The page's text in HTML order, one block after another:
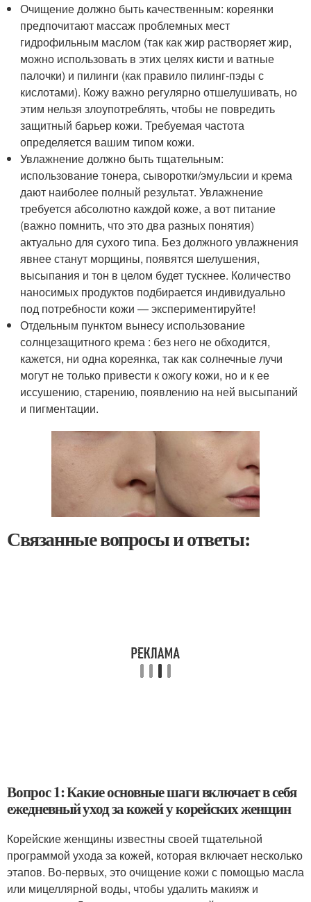
Очищение должно быть качественным: кореянки
предпочитают массаж проблемных мест
гидрофильным маслом (так как жир растворяет жир,
можно использовать в этих целях кисти и ватные
палочки) и пилинги (как правило пилинг-пэды с
кислотами). Кожу важно регулярно отшелушивать, но
этим нельзя злоупотреблять, чтобы не повредить
защитный барьер кожи. Требуемая частота
определяется вашим типом кожи.
Увлажнение должно быть тщательным:
использование тонера, сыворотки/эмульсии и крема
дают наиболее полный результат. Увлажнение
требуется абсолютно каждой коже, а вот питание
(важно помнить, что это два разных понятия)
актуально для сухого типа. Без должного увлажнения
явнее станут морщины, появятся шелушения,
высыпания и тон в целом будет тускнее. Количество
наносимых продуктов подбирается индивидуально
под потребности кожи — экспериментируйте!
Отдельным пунктом вынесу использование
солнцезащитного крема : без него не обходится,
кажется, ни одна кореянка, так как солнечные лучи
могут не только привести к ожогу кожи, но и к ее
иссушению, старению, появлению на ней высыпаний
и пигментации.
Связанные вопросы и ответы:
Вопрос 1: Какие основные шаги включает в себя
ежедневный уход за кожей у корейских женщин
Корейские женщины известны своей тщательной
программой ухода за кожей, которая включает несколько
этапов. Во-первых, это очищение кожи с помощью масла
или мицеллярной воды, чтобы удалить макияж и